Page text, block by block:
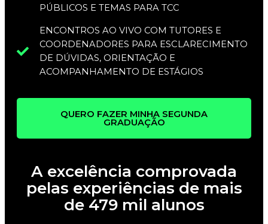
PÚBLICOS E TEMAS PARA TCC
ENCONTROS AO VIVO COM TUTORES E
COORDENADORES PARA ESCLARECIMENTO
DE DÚVIDAS, ORIENTAÇÃO E
ACOMPANHAMENTO DE ESTÁGIOS
QUERO FAZER MINHA SEGUNDA
GRADUAÇÃO
A excelência comprovada
pelas experiências de mais
de 479 mil alunos